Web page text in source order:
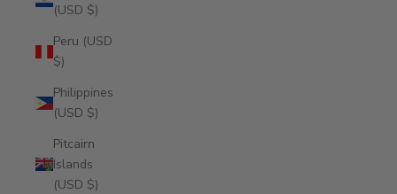
(USD $)
Peru (USD
$)
Philippines
(USD $)
Pitcairn
Islands
(USD $)